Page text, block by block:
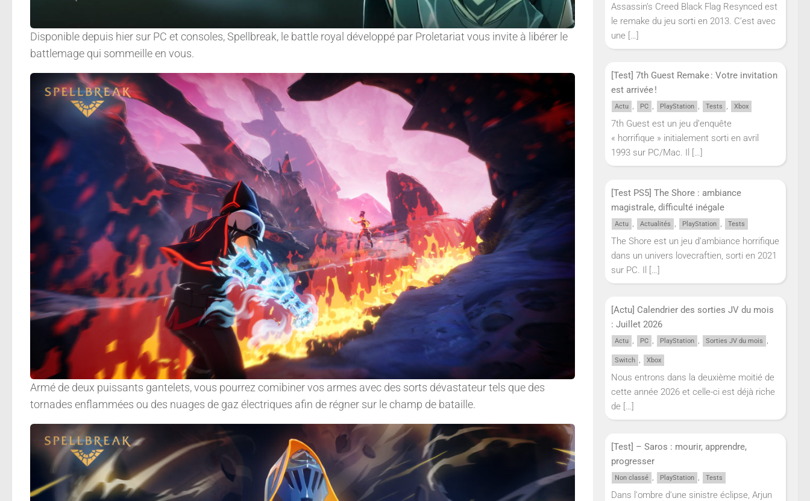
Disponible depuis hier sur PC et consoles, Spellbreak, le battle royal développé par Proletariat vous invite à libérer le
battlemage qui sommeille en vous.
Armé de deux puissants gantelets, vous pourrez comibiner vos armes avec des sorts dévastateur tels que des
tornades enflammées ou des nuages de gaz électriques afin de régner sur le champ de bataille.
Assassin’s Creed Black Flag Resynced est
le remake du jeu sorti en 2013. C’est avec
une […]
[Test] 7th Guest Remake : Votre invitation
est arrivée !
Actu , PC , PlayStation , Tests , Xbox
7th Guest est un jeu d’enquête
« horrifique » initialement sorti en avril
1993 sur PC/Mac. Il
[…]
[Test PS5] The Shore : ambiance
magistrale, difficulté inégale
Actu , Actualités , PlayStation , Tests
The Shore est un jeu d’ambiance horrifique
dans un univers lovecraftien, sorti en 2021
sur PC. Il […]
[Actu] Calendrier des sorties JV du mois
: Juillet 2026
Actu , PC , PlayStation , Sorties JV du mois ,
Switch , Xbox
Nous entrons dans la deuxième moitié de
cette année 2026 et celle-ci est déjà riche
de […]
[Test] – Saros : mourir, apprendre,
progresser
Non classé , PlayStation , Tests
Dans l'ombre d'une sinistre éclipse, Arjun